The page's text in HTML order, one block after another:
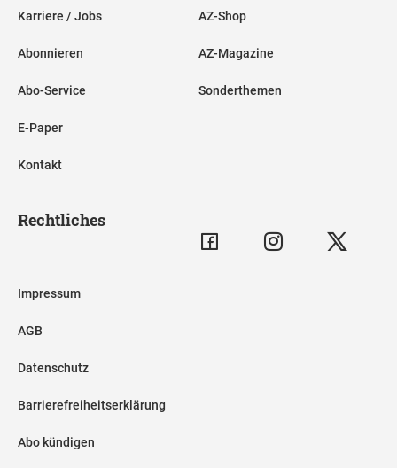
Karriere / Jobs
Abonnieren
Abo-Service
E-Paper
Kontakt
AZ-Shop
AZ-Magazine
Sonderthemen
Rechtliches
Impressum
AGB
Datenschutz
Barrierefreiheitserklärung
Abo kündigen